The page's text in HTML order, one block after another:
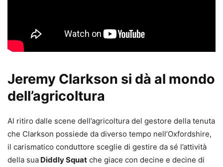
Jeremy Clarkson si dà al mondo
dell’agricoltura
Al ritiro dalle scene dell’agricoltura del gestore della tenuta
che Clarkson possiede da diverso tempo nell’Oxfordshire,
il carismatico conduttore sceglie di gestire da sé l’attività
della sua Diddly Squat che giace con decine e decine di